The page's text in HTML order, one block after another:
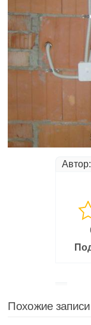
Автор:
Похожие